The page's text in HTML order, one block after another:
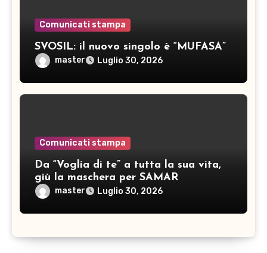
Comunicati stampa
SVOSIL: il nuovo singolo è “MUFASA”
master Luglio 30, 2026
Comunicati stampa
Da “Voglia di te” a tutta la sua vita,
giù la maschera per SAMAR
master Luglio 30, 2026